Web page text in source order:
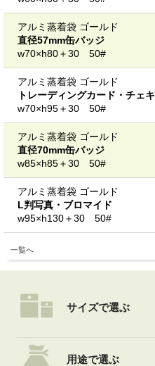
アルミ蒸着袋 ゴールド
直径57mm缶バッジ
w70×h80＋30 50#
アルミ蒸着袋 ゴールド
トレーディングカード・チェキ
w70×h95＋30 50#
アルミ蒸着袋 ゴールド
直径70mm缶バッジ
w85×h85＋30 50#
アルミ蒸着袋 ゴールド
L判写真・ブロマイド
w95×h130＋30 50#
一覧へ
サイズで選ぶ
用途で選ぶ